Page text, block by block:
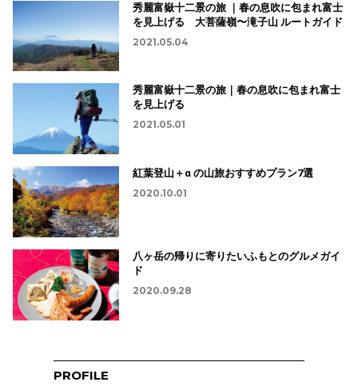
秀麗富嶽十二景の旅 ｜春の息吹に包まれ富士
を見上げる 大菩薩嶺〜滝子山 ルートガイド
2021.05.04
秀麗富嶽十二景の旅｜春の息吹に包まれ富士
を見上げる
2021.05.01
紅葉登山＋α の山旅おすすめプラン7選
2020.10.01
八ヶ岳の帰りに寄りたいふもとのグルメガイ
ド
2020.09.28
PROFILE